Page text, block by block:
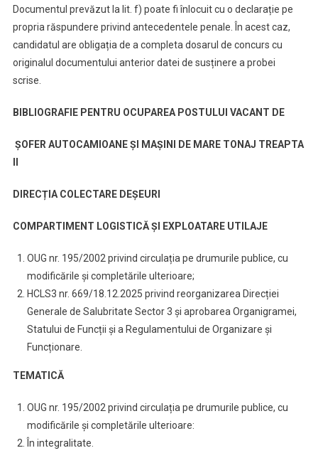
Documentul prevăzut la lit. f) poate fi înlocuit cu o declarație pe
propria răspundere privind antecedentele penale. În acest caz,
candidatul are obligația de a completa dosarul de concurs cu
originalul documentului anterior datei de susținere a probei
scrise.
BIBLIOGRAFIE PENTRU OCUPAREA POSTULUI VACANT DE
ȘOFER AUTOCAMIOANE ȘI MAȘINI DE MARE TONAJ TREAPTA
II
DIRECȚIA COLECTARE DEȘEURI
COMPARTIMENT LOGISTICĂ ȘI EXPLOATARE UTILAJE
OUG nr. 195/2002 privind circulația pe drumurile publice, cu
modificările și completările ulterioare;
HCLS3 nr. 669/18.12.2025 privind reorganizarea Direcției
Generale de Salubritate Sector 3 și aprobarea Organigramei,
Statului de Funcții și a Regulamentului de Organizare și
Funcționare.
TEMATICĂ
OUG nr. 195/2002 privind circulația pe drumurile publice, cu
modificările și completările ulterioare:
În integralitate.